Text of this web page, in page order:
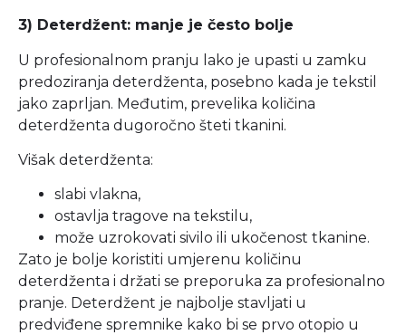
3) Deterdžent: manje je često bolje
U profesionalnom pranju lako je upasti u zamku
predoziranja deterdženta, posebno kada je tekstil
jako zaprljan. Međutim, prevelika količina
deterdženta dugoročno šteti tkanini.
Višak deterdženta:
slabi vlakna,
ostavlja tragove na tekstilu,
može uzrokovati sivilo ili ukočenost tkanine.
Zato je bolje koristiti umjerenu količinu
deterdženta i držati se preporuka za profesionalno
pranje. Deterdžent je najbolje stavljati u
predviđene spremnike kako bi se prvo otopio u